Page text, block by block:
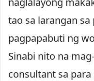
tao sa larangan
pagpapabuti ng
Sinabi nito na
consultant sa